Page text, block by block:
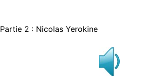
Partie 2 : Nicolas Yerokine